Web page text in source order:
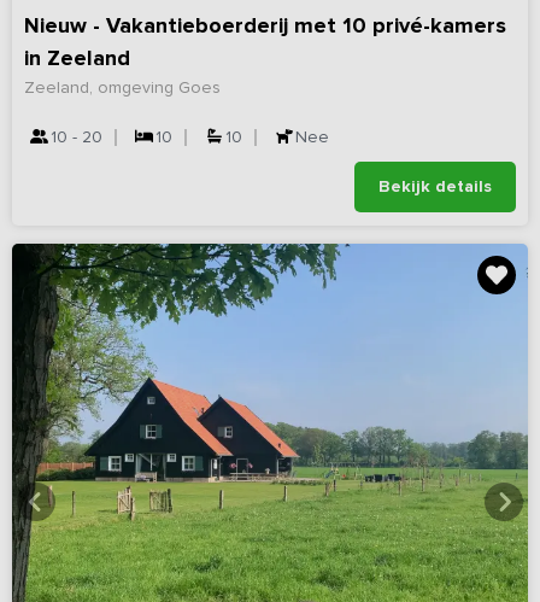
Nieuw - Vakantieboerderij met 10 privé-kamers
in Zeeland
Zeeland, omgeving Goes
10 - 20 10 10 Nee
Bekijk details